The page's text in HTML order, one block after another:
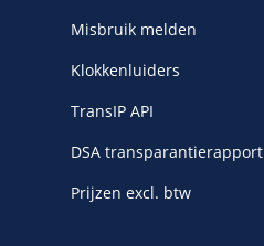
Misbruik melden
Klokkenluiders
TransIP API
DSA transparantierapport
Prijzen excl. btw